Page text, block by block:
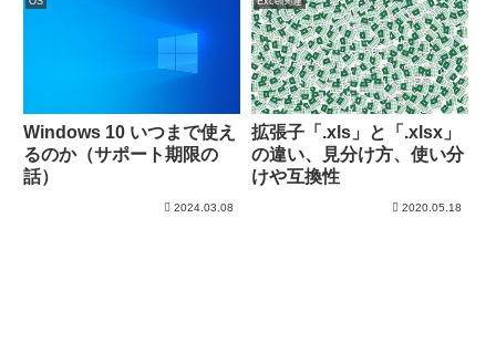
Windows 10 いつまで使え
るのか（サポート期限の
話）
2024.03.08
拡張子「.xls」と「.xlsx」
の違い、見分け方、使い分
けや互換性
2020.05.18